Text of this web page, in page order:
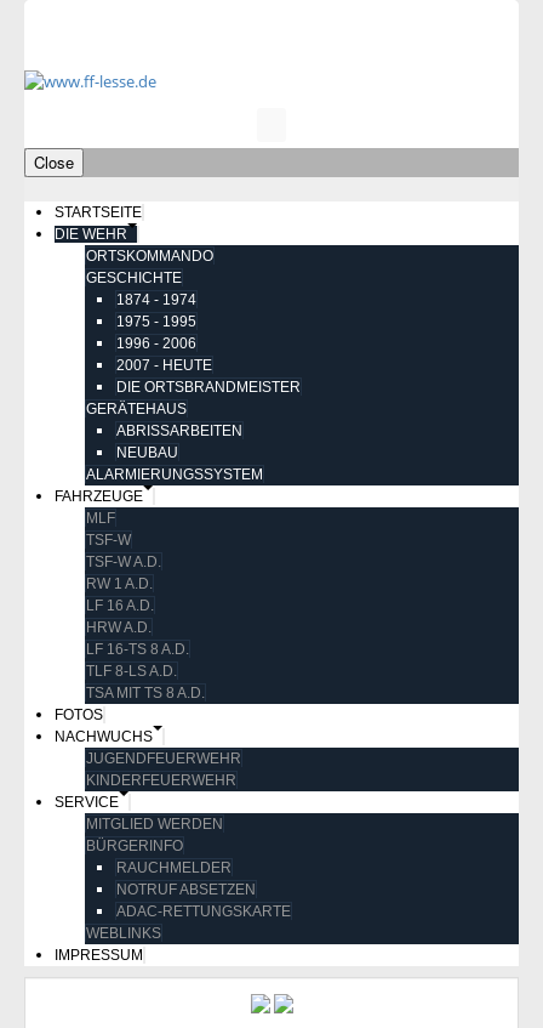
Close
STARTSEITE
DIE WEHR
ORTSKOMMANDO
GESCHICHTE
1874 - 1974
1975 - 1995
1996 - 2006
2007 - HEUTE
DIE ORTSBRANDMEISTER
GERÄTEHAUS
ABRISSARBEITEN
NEUBAU
ALARMIERUNGSSYSTEM
FAHRZEUGE
MLF
TSF-W
TSF-W A.D.
RW 1 A.D.
LF 16 A.D.
HRW A.D.
LF 16-TS 8 A.D.
TLF 8-LS A.D.
TSA MIT TS 8 A.D.
FOTOS
NACHWUCHS
JUGENDFEUERWEHR
KINDERFEUERWEHR
SERVICE
MITGLIED WERDEN
BÜRGERINFO
RAUCHMELDER
NOTRUF ABSETZEN
ADAC-RETTUNGSKARTE
WEBLINKS
IMPRESSUM